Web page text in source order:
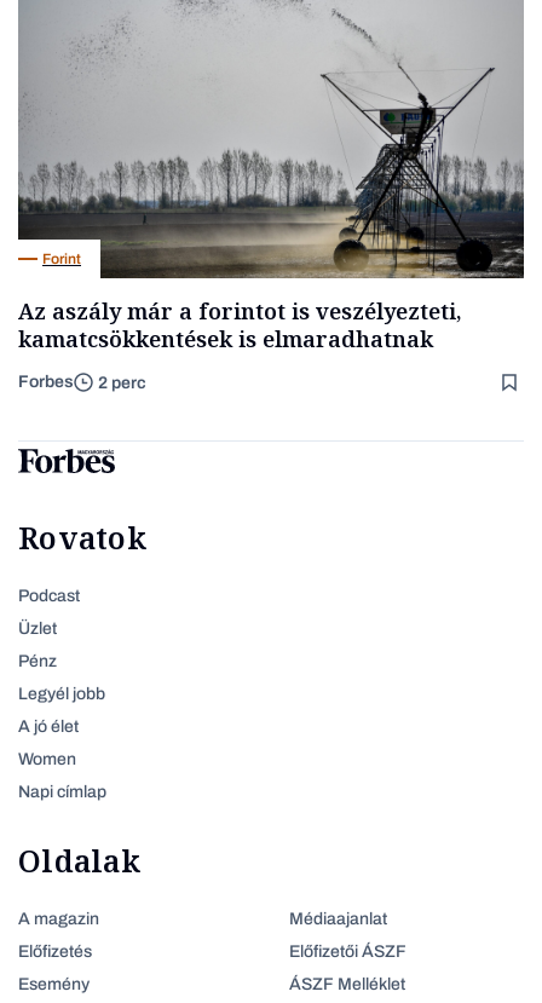
Forint
Az aszály már a forintot is veszélyezteti,
kamatcsökkentések is elmaradhatnak
Forbes 2 perc
Rovatok
Podcast
Üzlet
Pénz
Legyél jobb
A jó élet
Women
Napi címlap
Oldalak
A magazin
Előfizetés
Esemény
Médiaajanlat
Előfizetői ÁSZF
ÁSZF Melléklet